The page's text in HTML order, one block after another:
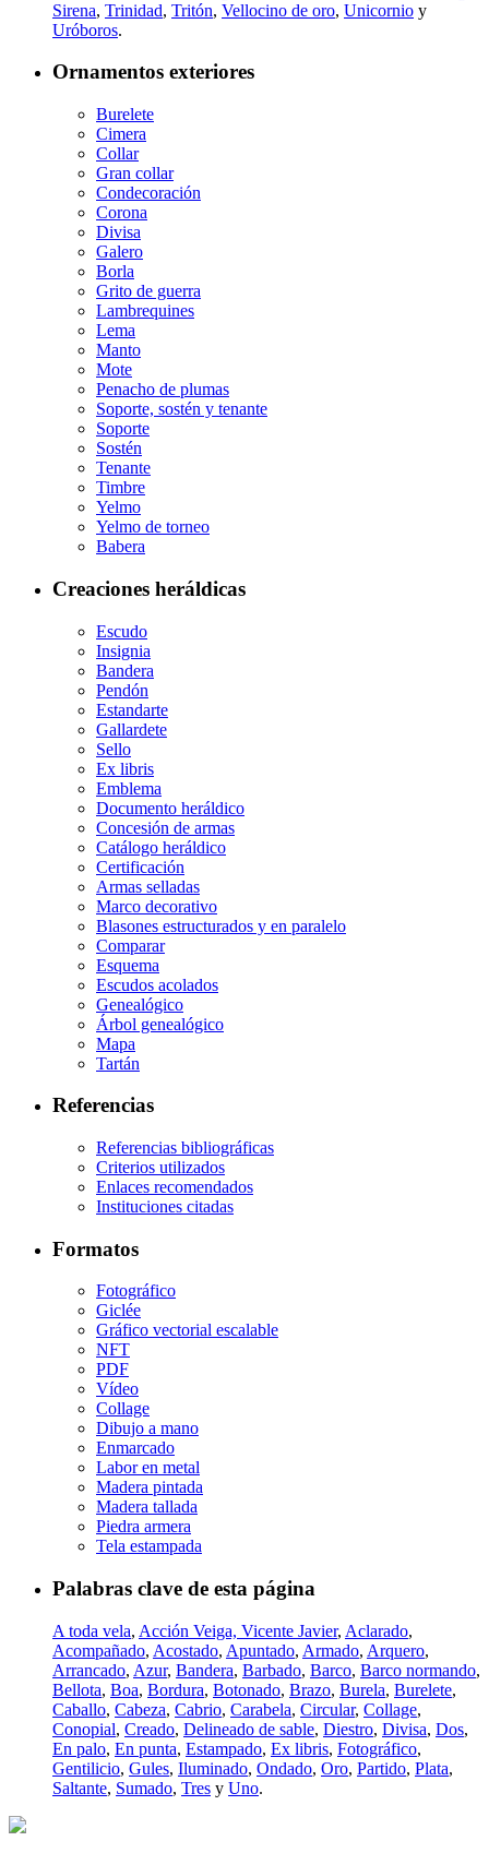
Sirena, Trinidad, Tritón, Vellocino de oro, Unicornio y
Uróboros.
Ornamentos exteriores
Burelete
Cimera
Collar
Gran collar
Condecoración
Corona
Divisa
Galero
Borla
Grito de guerra
Lambrequines
Lema
Manto
Mote
Penacho de plumas
Soporte, sostén y tenante
Soporte
Sostén
Tenante
Timbre
Yelmo
Yelmo de torneo
Babera
Creaciones heráldicas
Escudo
Insignia
Bandera
Pendón
Estandarte
Gallardete
Sello
Ex libris
Emblema
Documento heráldico
Concesión de armas
Catálogo heráldico
Certificación
Armas selladas
Marco decorativo
Blasones estructurados y en paralelo
Comparar
Esquema
Escudos acolados
Genealógico
Árbol genealógico
Mapa
Tartán
Referencias
Referencias bibliográficas
Criterios utilizados
Enlaces recomendados
Instituciones citadas
Formatos
Fotográfico
Giclée
Gráfico vectorial escalable
NFT
PDF
Vídeo
Collage
Dibujo a mano
Enmarcado
Labor en metal
Madera pintada
Madera tallada
Piedra armera
Tela estampada
Palabras clave de esta página
A toda vela, Acción Veiga, Vicente Javier, Aclarado,
Acompañado, Acostado, Apuntado, Armado, Arquero,
Arrancado, Azur, Bandera, Barbado, Barco, Barco normando,
Bellota, Boa, Bordura, Botonado, Brazo, Burela, Burelete,
Caballo, Cabeza, Cabrio, Carabela, Circular, Collage,
Conopial, Creado, Delineado de sable, Diestro, Divisa, Dos,
En palo, En punta, Estampado, Ex libris, Fotográfico,
Gentilicio, Gules, Iluminado, Ondado, Oro, Partido, Plata,
Saltante, Sumado, Tres y Uno.